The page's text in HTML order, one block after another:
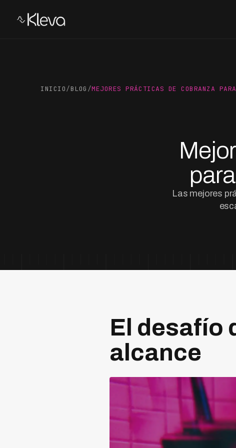
INICIO/BLOG /MEJORES PRÁCTICAS DE COBRANZA
Las mejores
El desafío
alcance